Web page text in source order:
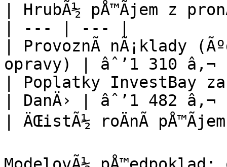
| HrubÃ½ pÅ™Ã­jem z
| --- | --- |
| ProvoznÃ­ nÃ¡klady
opravy) | âˆ’1 310
| Poplatky InvestBay
| DanÄ› | âˆ’1 482
| ÄŒistÃ½ roÄnÃ­